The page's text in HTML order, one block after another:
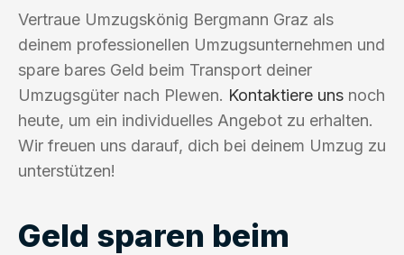
Vertraue Umzugskönig Bergmann Graz als
deinem professionellen Umzugsunternehmen und
spare bares Geld beim Transport deiner
Umzugsgüter nach Plewen. Kontaktiere uns noch
heute, um ein individuelles Angebot zu erhalten.
Wir freuen uns darauf, dich bei deinem Umzug zu
unterstützen!
Geld sparen beim